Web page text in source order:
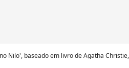
Nilo', baseado em livro de Agatha